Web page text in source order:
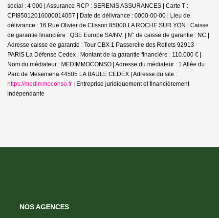
social : 4 000 | Assurance RCP : SERENIS ASSURANCES | Carte T :
CPI85012016000014057 | Date de délivrance : 0000-00-00 | Lieu de
délivrance : 16 Rue Olivier de Clisson 85000 LA ROCHE SUR YON | Caisse
de garantie financière : QBE Europe SA/NV. | N° de caisse de garantie : NC |
Adresse caisse de garantie : Tour CBX 1 Passerelle des Reflets 92913
PARIS La Défense Cedex | Montant de la garantie financière : 110.000 € |
Nom du médiateur : MEDIMMOCONSO | Adresse du médiateur : 1 Allée du
Parc de Mesemena 44505 LA BAULE CEDEX | Adresse du site :
https://medimmoconso.fr | Entreprise juridiquement et financièrement
indépendante
NOS AGENCES